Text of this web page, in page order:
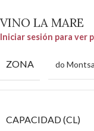
VINO LA MARE
Iniciar sesión para ver
ZONA do
CAPACIDAD (CL)